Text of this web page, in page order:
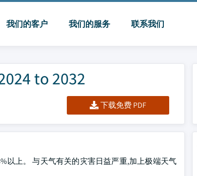
我们的客户 我们的服务 联系我们
to 2032
下载免费 PDF
以上。 与天气有关的灾害日益严重,加上极端天气